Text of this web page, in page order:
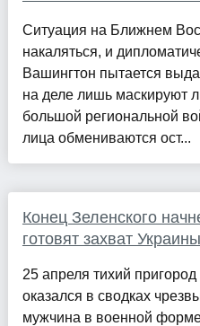
Ситуация на Ближнем
накаляться, и
Вашингтон пытается
на деле лишь маскируют
большой региональной
лица обмениваются ост...
Конец Зеленского
готовят захват Украины
25 апреля тихий
оказался в сводках
мужчина в военной